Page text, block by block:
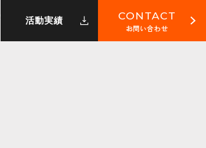
活動実績 CONTACT
お問い合わせ